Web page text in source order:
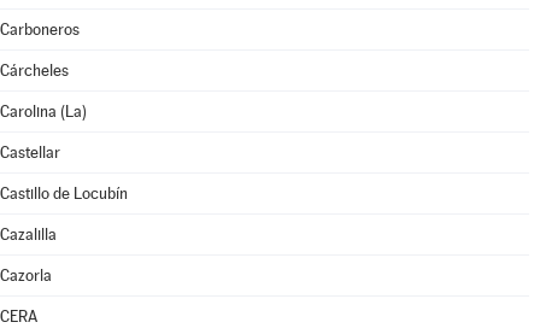
Carboneros
Cárcheles
Carolina (La)
Castellar
Castillo de Locubín
Cazalilla
Cazorla
CERA